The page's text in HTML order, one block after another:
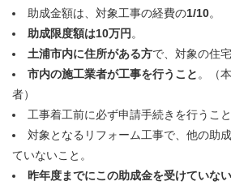
助成金額は、対象工事の経費の1/10。
助成限度額は10万円 。
土浦市内に住所がある方で、対象の住
市内の施工業者が工事を行うこと 。（
者）
工事着工前に必ず申請手続きを行うこと
対象となるリフォーム工事で、他の助
ていないこと。
昨年度までにこの助成金を受けていな